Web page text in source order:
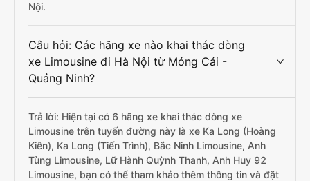
Nội.
Câu hỏi: Các hãng xe nào khai thác dòng
xe Limousine đi Hà Nội từ Móng Cái -
Quảng Ninh?
Trả lời: Hiện tại có 6 hãng xe khai thác dòng xe
Limousine trên tuyến đường này là xe Ka Long (Hoàng
Kiên), Ka Long (Tiến Trình), Bắc Ninh Limousine, Anh
Tùng Limousine, Lữ Hành Quỳnh Thanh, Anh Huy 92
Limousine, bạn có thể tham khảo thêm thông tin và đặt